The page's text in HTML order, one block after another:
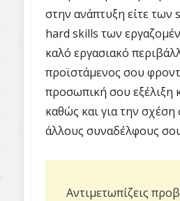
στην ανάπτυξη είτε των
hard skills των
καλό εργασιακό
προϊστάμενος σου
προσωπική σου εξέλιξη
καθώς και για την
άλλους συναδέλφους
Αντιμετωπίζεις